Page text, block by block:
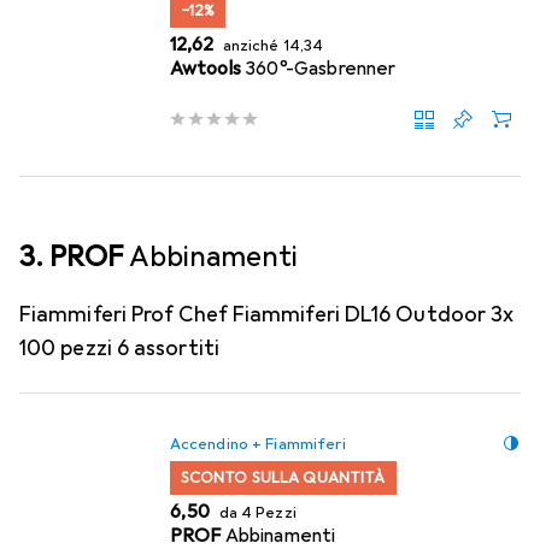
−12%
EUR
12,62 anziché EUR
14,34
Awtools 360°-Gasbrenner
3. PROFAbbinamenti
Fiammiferi Prof Chef Fiammiferi DL16 Outdoor 3x
100 pezzi 6 assortiti
Accendino + Fiammiferi
SCONTO SULLA QUANTITÀ
EUR
6,50 da 4 Pezzi
PROFAbbinamenti